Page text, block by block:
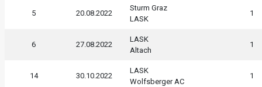
5 20.08.2022
Sturm Graz
LASK
1
6 27.08.2022
LASK
Altach
1
14 30.10.2022
LASK
Wolfsberger AC
1